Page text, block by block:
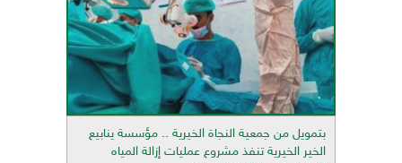
بتمويل من جمعية النجاة الخيرية .. مؤسسة ينابيع
الخير الخيرية تنفذ مشروع عمليات إزالة المياه